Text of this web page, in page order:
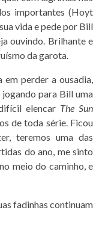
importantes (Hoyt
vida e pede por Bill
ouvindo. Brilhante e
da garota.
em perder a ousadia,
para Bill uma
elencar The Sun
de toda série. Ficou
teremos uma das
do ano, me sinto
meio do caminho, e
fadinhas continuam